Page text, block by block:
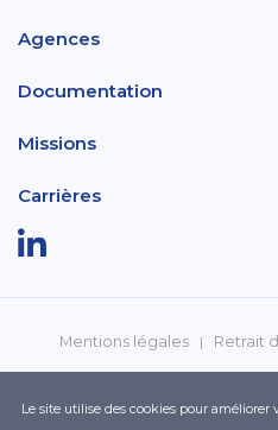
Agences
Documentation
Missions
Carrières
Mentions légales Retrait
Le site utilise des cookies pour